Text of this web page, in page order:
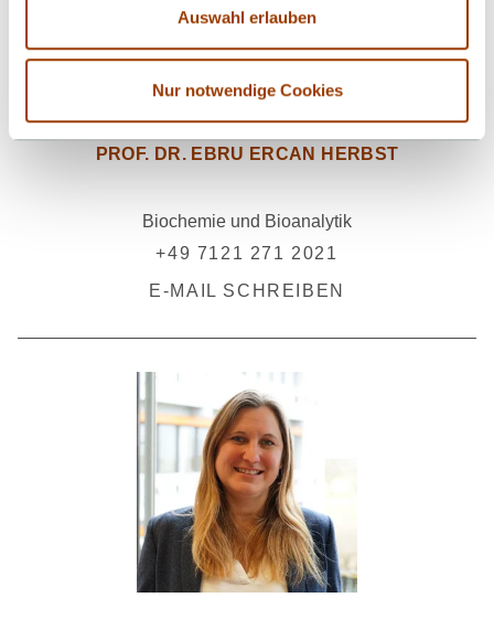
Auswahl erlauben
Nur notwendige Cookies
PROF. DR. EBRU ERCAN HERBST
Biochemie und Bioanalytik
+49 7121 271 2021
E-MAIL SCHREIBEN